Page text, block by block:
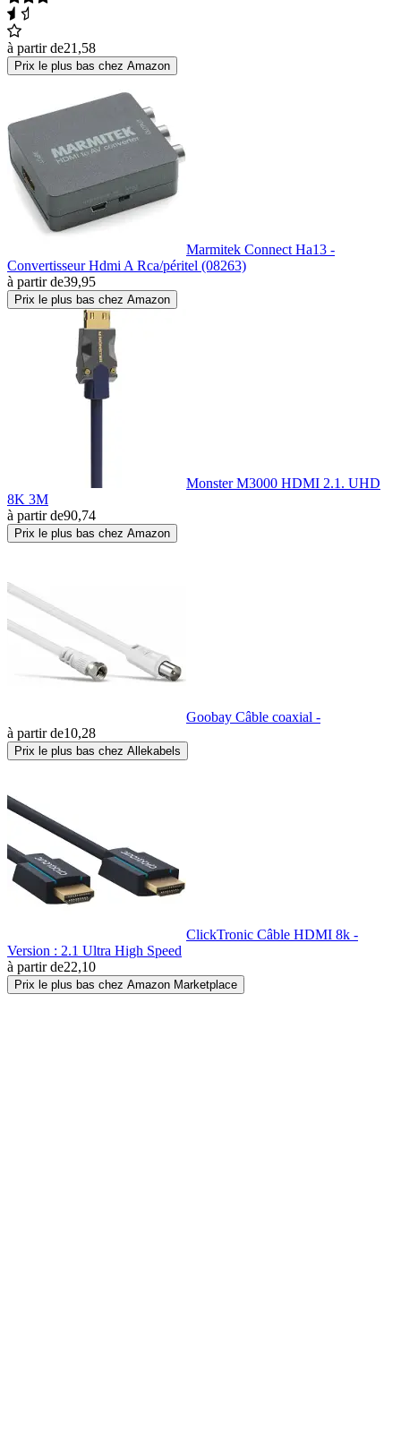
à partir de21,58
Prix le plus bas chez Amazon
Marmitek Connect Ha13 -
Convertisseur Hdmi A Rca/péritel (08263)
à partir de39,95
Prix le plus bas chez Amazon
Monster M3000 HDMI 2.1. UHD
8K 3M
à partir de90,74
Prix le plus bas chez Amazon
Goobay Câble coaxial -
à partir de10,28
Prix le plus bas chez Allekabels
ClickTronic Câble HDMI 8k -
Version : 2.1 Ultra High Speed
à partir de22,10
Prix le plus bas chez Amazon Marketplace